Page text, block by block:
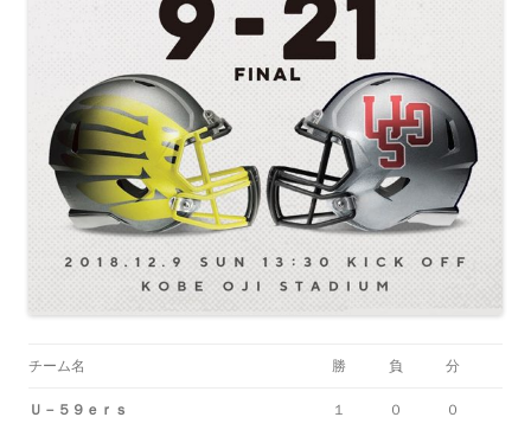
チーム名 勝 負 分
Ｕ－５９ｅｒｓ １ ０ ０